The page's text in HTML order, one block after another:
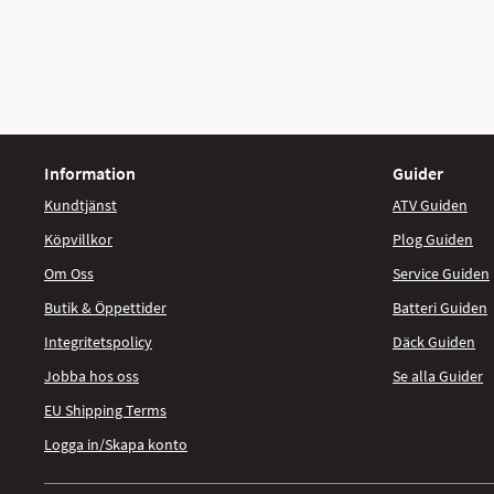
Information
Kundtjänst
Köpvillkor
Om Oss
Butik & Öppettider
Integritetspolicy
Jobba hos oss
EU Shipping Terms
Logga in/Skapa konto
Guider
ATV Guiden
Plog Guiden
Service Guiden
Batteri Guiden
Däck Guiden
Se alla Guider